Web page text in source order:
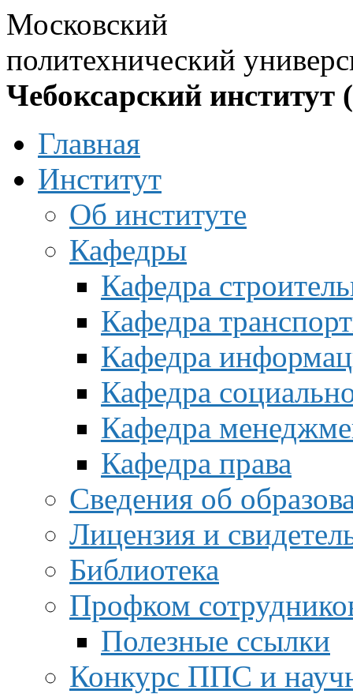
Московский
политехнический
Чебоксарский институт
Главная
Институт
Об институте
Кафедры
Кафедра
Кафедра
Кафедра
Кафедра
Кафедра
Кафедра права
Сведения об
Лицензия и
Библиотека
Профком
Полезные ссылки
Конкурс ППС и